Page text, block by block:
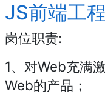
JS前端工
岗位职责:
1、对Web充满
Web的产品；